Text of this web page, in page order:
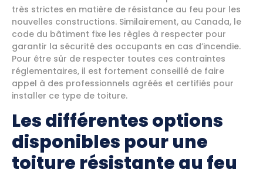
très strictes en matière de résistance au feu pour les
nouvelles constructions. Similairement, au Canada, le
code du bâtiment fixe les règles à respecter pour
garantir la sécurité des occupants en cas d’incendie.
Pour être sûr de respecter toutes ces contraintes
réglementaires, il est fortement conseillé de faire
appel à des professionnels agréés et certifiés pour
installer ce type de toiture.
Les différentes options
disponibles pour une
toiture résistante au feu